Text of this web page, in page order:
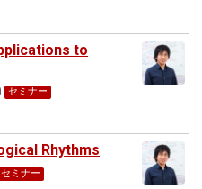
to
セミナー
Rhythms
セミナー